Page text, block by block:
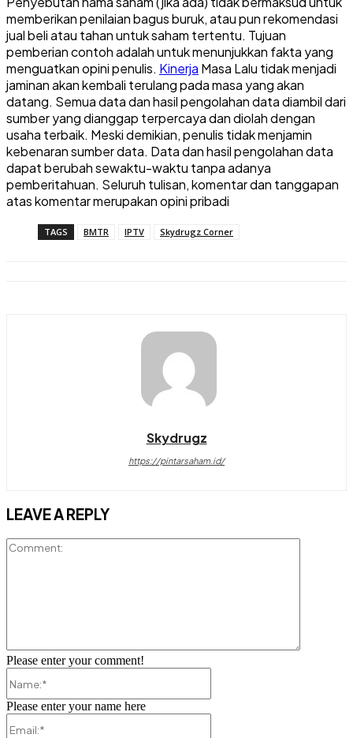
memberikan penilaian bagus buruk, atau pun rekomendasi
jual beli atau tahan untuk saham tertentu. Tujuan
pemberian contoh adalah untuk menunjukkan fakta yang
menguatkan opini penulis. Kinerja Masa Lalu tidak menjadi
jaminan akan kembali terulang pada masa yang akan
datang. Semua data dan hasil pengolahan data diambil dari
sumber yang dianggap terpercaya dan diolah dengan
usaha terbaik. Meski demikian, penulis tidak menjamin
kebenaran sumber data. Data dan hasil pengolahan data
dapat berubah sewaktu-waktu tanpa adanya
pemberitahuan. Seluruh tulisan, komentar dan tanggapan
atas komentar merupakan opini pribadi
TAGS BMTR IPTV Skydrugz Corner
Skydrugz
https://pintarsaham.id/
LEAVE A REPLY
Please enter your comment!
Please enter your name here